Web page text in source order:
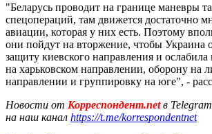
"Беларусь проводит на границе маневры
спецопераций, там движется достаточно
авиации, которая у них есть. Поэтому
они пойдут на вторжение, чтобы Украина
защиту киевского направления и ослабила
на харьковском направлении, оборону на
направлении и группировку на юге", -
Новости от Корреспондент.netв
на наш канал https://t.me/korrespondentnet